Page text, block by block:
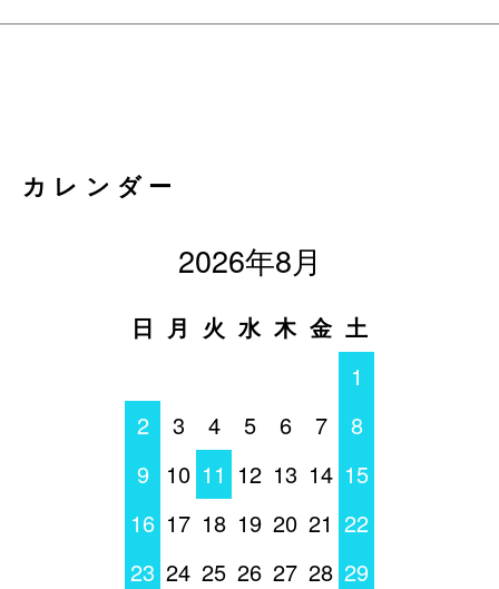
カレンダー
2026年8月
日 月 火 水 木 金 土
1
2
3 4 5 6 7
8
9
10 11 12 13 14 15
16 17 18 19 20 21 22
23 24 25 26 27 28 29